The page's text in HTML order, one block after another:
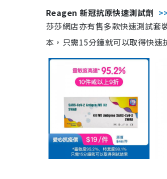
Reagen 新冠抗原快速測試劑
莎莎網店亦有售多款快速測試
本，只需15分鐘就可以取得快速